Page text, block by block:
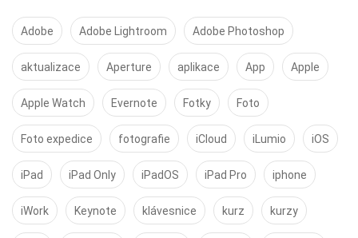
Adobe Adobe Lightroom Adobe Photoshop
aktualizace Aperture aplikace App Apple
Apple Watch Evernote Fotky Foto
Foto expedice fotografie iCloud iLumio iOS
iPad iPad Only iPadOS iPad Pro iphone
iWork Keynote klávesnice kurz kurzy